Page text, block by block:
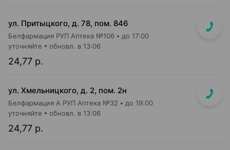
ул. Притыцкого, д. 78, пом. 846
Белфармация РУП Аптека №106 до 17:00
24,77 р.
уточняйте обновл. в 13:06
ул. Хмельницкого, д. 2, пом. 2н
Белфармация А РУП Аптека №32 до 19:00
24,77 р.
уточняйте обновл. в 13:06